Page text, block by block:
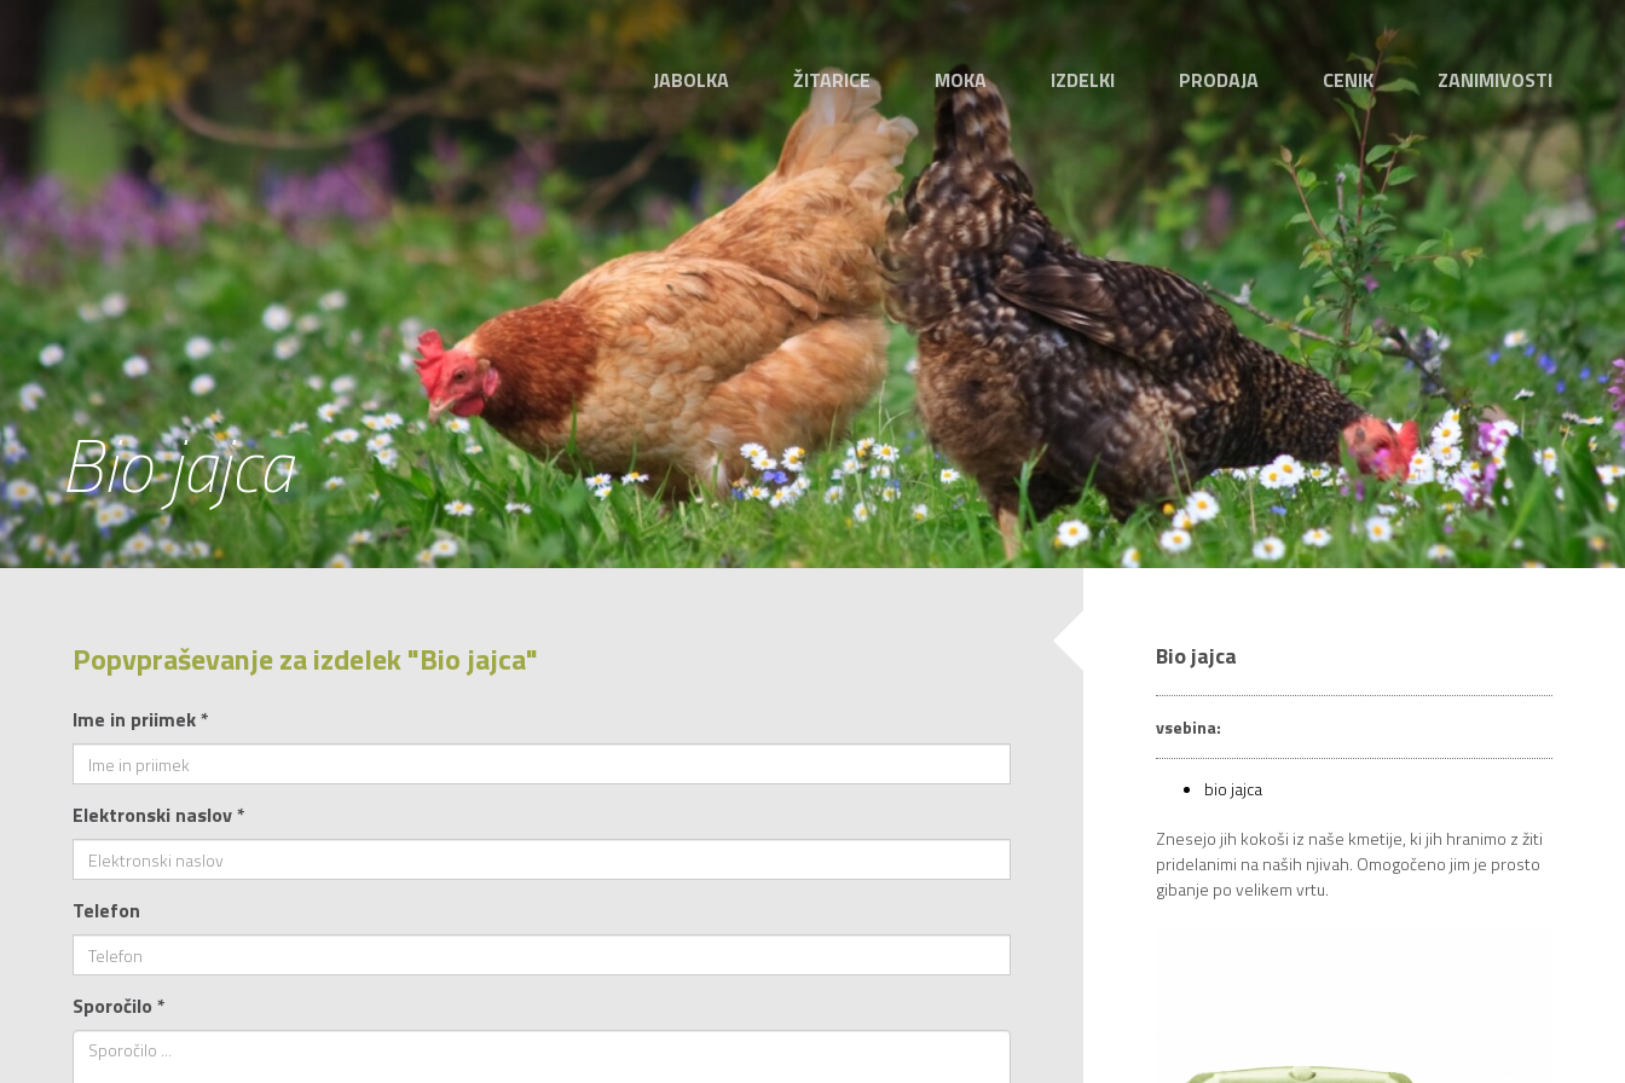
JABOLKA ŽITARICE MOKA IZDELKI PRODAJA CENIK ZANIMIVOSTI
Bio jajca
Popvpraševanje za izdelek "Bio jajca"
Ime in priimek *
Elektronski naslov *
Telefon
Sporočilo *
Bio jajca
vsebina:
bio jajca
Znesejo jih kokoši iz naše kmetije, ki jih hranimo z žiti
pridelanimi na naših njivah. Omogočeno jim je prosto
gibanje po velikem vrtu.